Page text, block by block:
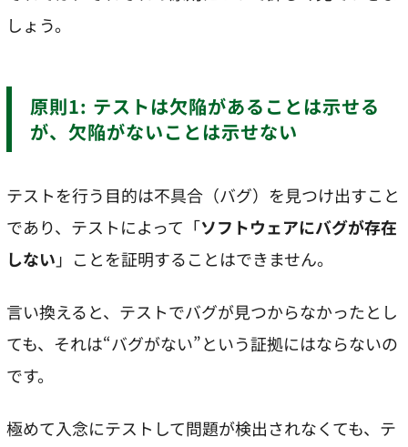
しょう。
原則1: テストは欠陥があることは示せる
が、欠陥がないことは示せない
テストを行う目的は不具合（バグ）を見つけ出すこと
であり、テストによって「ソフトウェアにバグが存在
しない 」ことを証明することはできません。
言い換えると、テストでバグが見つからなかったとし
ても、それは“バグがない”という証拠にはならないの
です。
極めて入念にテストして問題が検出されなくても、テ